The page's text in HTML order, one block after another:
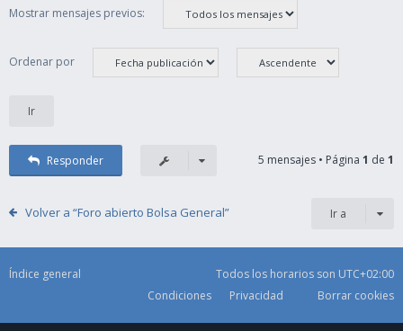
Mostrar mensajes previos:
Ordenar por
Responder 5 mensajes • Página 1 de 1
Volver a “Foro abierto Bolsa General” Ir a
Índice general Todos los horarios son UTC+02:00
Borrar cookies
Privacidad
Condiciones